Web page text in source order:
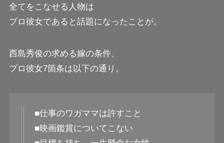
全てをこなせる人物は
プロ彼女であると話題になったことが。
西島秀俊の求める嫁の条件、
プロ彼女7箇条は以下の通り。
■仕事のワガママは許すこと
■映画鑑賞についてこない